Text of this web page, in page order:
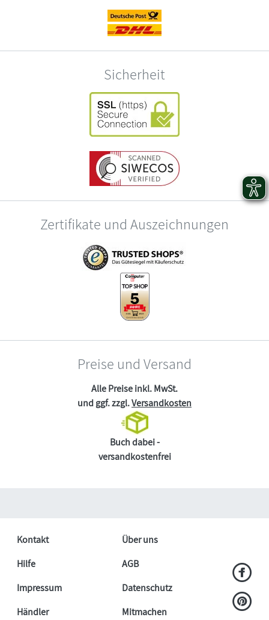
Sicherheit
Zertifikate und Auszeichnungen
Preise und Versand
Alle Preise inkl. MwSt.
und ggf. zzgl.Versandkosten
Buch dabei -
versandkostenfrei
Kontakt
Über uns
Hilfe
AGB
Impressum
Datenschutz
Händler
Mitmachen